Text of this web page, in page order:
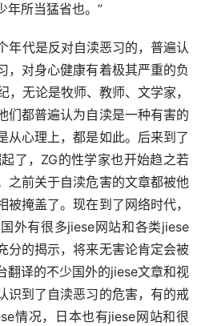
年所当猛省也。”
代是反对自渎恶习的，普遍认
，对身心健康有着极其严重的负
，无论是牧师、教师、文学家，
们都普遍认为自渎是一种有害的
从心理上，都是如此。后来到了
了，ZG的性学家也开始趋之若
之前关于自渎危害的文章都被他
掩盖了。现在到了网络时代，
外有很多jiese网站和各类jiese
分的揭示，将来无害论肯定会被
翻译的不少国外的jiese文章和视
识到了自渎恶习的危害，有的戒
情况，日本也有jiese网站和很